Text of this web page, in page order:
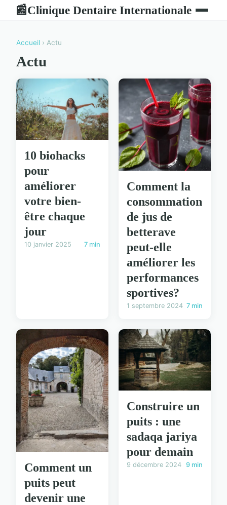
📰Clinique Dentaire Internationale
Accueil › Actu
Actu
10 biohacks
pour
améliorer
votre bien-
être chaque
jour
10 janvier 2025 7 min
Comment la
consommation
de jus de
betterave
peut-elle
améliorer les
performances
sportives?
1 septembre 2024 7 min
Comment un
puits peut
devenir une
Construire un
puits : une
sadaqa jariya
pour demain
9 décembre 2024 9 min